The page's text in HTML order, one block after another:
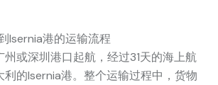
Isernia港的运输流程
或深圳港口起航，经过31天的海上航
的Isernia港。整个运输过程中，货物